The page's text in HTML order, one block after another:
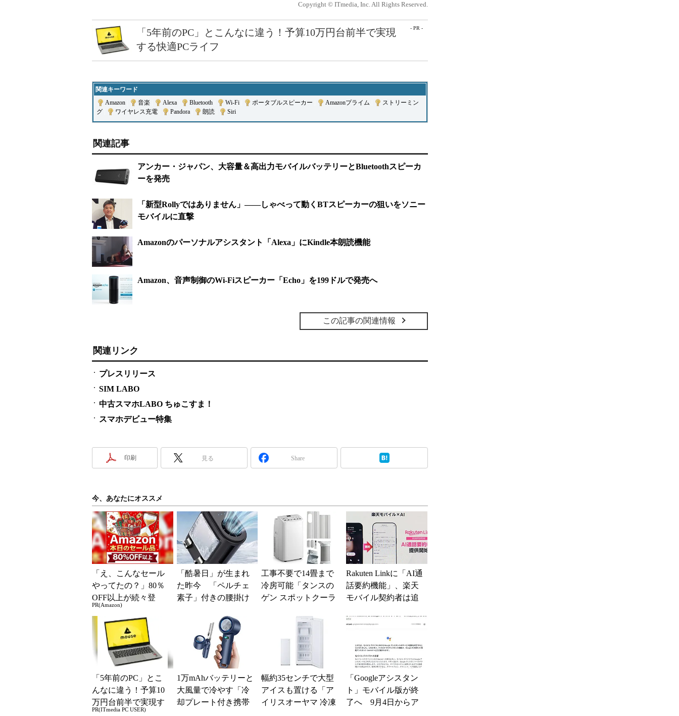
Copyright © ITmedia, Inc. All Rights Reserved.
- PR -
「5年前のPC」とこんなに違う！予算10万円台前半で実現
する快適PCライフ
関連キーワード
Amazon
音楽 Alexa Bluetooth Wi-Fi ポータブルスピーカー Amazonプライム
ストリーミン
グ
ワイヤレス充電 Pandora 朗読 Siri
関連記事
アンカー・ジャパン、大容量＆高出力モバイルバッテリーとBluetoothスピーカ
ーを発売
「新型Rollyではありません」――しゃべって動くBTスピーカーの狙いをソニー
モバイルに直撃
Amazonのパーソナルアシスタント「Alexa」にKindle本朗読機能
Amazon、音声制御のWi-Fiスピーカー「Echo」を199ドルで発売へ
この記事の関連情報
関連リンク
プレスリリース
SIM LABO
中古スマホLABO ちゅこすま！
スマホデビュー特集
印刷 見る Share
今、あなたにオススメ
「え、こんなセール
やってたの？」80％
OFF以上が続々登
場！Amazonの本気が
凄すぎる
PR(Amazon)
「酷暑日」が生まれ
た昨今 「ペルチェ
素子」付きの腰掛け
工事不要で14畳まで
冷房可能「タンスの
ゲン スポットクーラ
ムセールで10...
Rakuten Linkに「AI通
話要約機能」、楽天
モバイル契約者は追
「5年前のPC」とこ
んなに違う！予算10
万円台前半で実現す
る快適PCライフ
PR(ITmedia PC USER)
1万mAhバッテリーと
大風量で冷やす「冷
却プレート付き携帯
幅約35センチで大型
アイスも置ける「ア
イリスオーヤマ 冷凍
「Googleアシスタン
ト」モバイル版が終
了へ 9月4日からア